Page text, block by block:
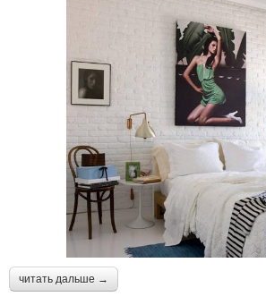
читать дальше →